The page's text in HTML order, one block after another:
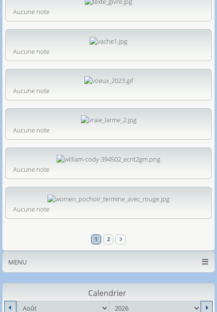
MENU
Calendrier
mois
an
Aucune note
Aucune note
Aucune note
Aucune note
Aucune note
Aucune note
1 2